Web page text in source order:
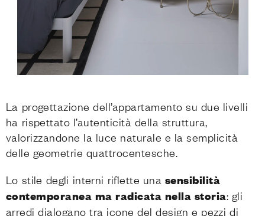
La progettazione dell’appartamento su due livelli
ha rispettato l’autenticità della struttura,
valorizzandone la luce naturale e la semplicità
delle geometrie quattrocentesche.
Lo stile degli interni riflette una sensibilità
contemporanea ma radicata nella storia: gli
arredi dialogano tra icone del design e pezzi di